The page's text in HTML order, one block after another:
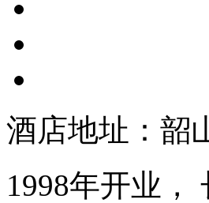
酒店地址：韶
1998年开业